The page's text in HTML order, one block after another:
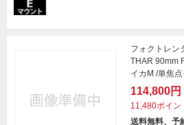
フォクトレ
THAR 90mm
イカM /単焦
114,800円
11,480ポイン
送料無料、予